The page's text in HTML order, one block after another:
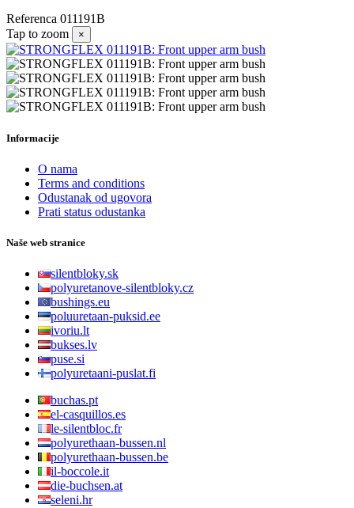
Referenca 011191B
Tap to zoom
×
Informacije
O nama
Terms and conditions
Odustanak od ugovora
Prati status odustanka
Naše web stranice
silentbloky.sk
polyuretanove-silentbloky.cz
bushings.eu
poluuretaan-puksid.ee
ivoriu.lt
bukses.lv
puse.si
polyuretaani-puslat.fi
buchas.pt
el-casquillos.es
le-silentbloc.fr
polyurethaan-bussen.nl
polyurethaan-bussen.be
il-boccole.it
die-buchsen.at
seleni.hr